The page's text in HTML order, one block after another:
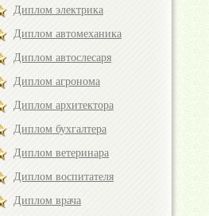
Диплом электрика
Диплом автомеханика
Диплом автослесаря
Диплом агронома
Диплом архитектора
Диплом бухгалтера
Диплом ветеринара
Диплом воспитателя
Диплом врача